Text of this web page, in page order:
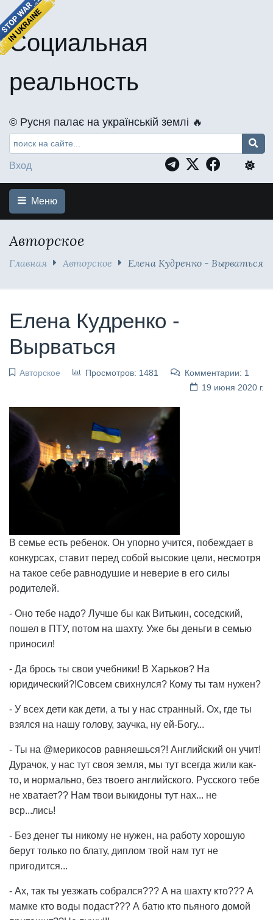
Социальная
реальность
©️ Русня палає на українській землі 🔥
Вход
Меню
Авторское
Главная Авторское Елена Кудренко - Вырваться
Елена Кудренко -
Вырваться
Авторское Просмотров: 1481
Комментарии: 1
19 июня 2020 г.
В семье есть ребенок. Он упорно учится, побеждает в
конкурсах, ставит перед собой высокие цели, несмотря
на такое себе равнодушие и неверие в его силы
родителей.
- Оно тебе надо? Лучше бы как Витькин, соседский,
пошел в ПТУ, потом на шахту. Уже бы деньги в семью
приносил!
- Да брось ты свои учебники! В Харьков? На
юридический?!Совсем свихнулся? Кому ты там нужен?
- У всех дети как дети, а ты у нас странный. Ох, где ты
взялся на нашу голову, заучка, ну ей-Богу...
- Ты на @мерикосов равняешься?! Английский он учит!
Дурачок, у нас тут своя земля, мы тут всегда жили как-
то, и нормально, без твоего английского. Русского тебе
не хватает?? Нам твои выкидоны тут нах... не
вср...лись!
- Без денег ты никому не нужен, на работу хорошую
берут только по блату, диплом твой нам тут не
пригодится...
- Ах, так ты уезжать собрался??? А на шахту кто??? А
мамке кто воды подаст??? А батю кто пьяного домой